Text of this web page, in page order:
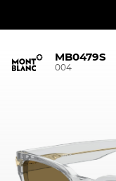
MB0479S
004